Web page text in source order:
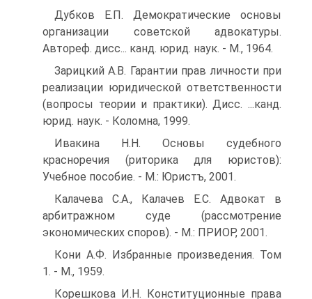
Дубков Е.П. Демократические основы
организации советской адвокатуры.
Автореф. дисс... канд. юрид. наук. - М., 1964.
Зарицкий А.В. Гарантии прав личности при
реализации юридической ответственности
(вопросы теории и практики). Дисс. ...канд.
юрид. наук. - Коломна, 1999.
Ивакина Н.Н. Основы судебного
красноречия (риторика для юристов):
Учебное пособие. - М.: Юристъ, 2001.
Калачева С.А., Калачев Е.С. Адвокат в
арбитражном суде (рассмотрение
экономических споров). - М.: ПРИОР, 2001.
Кони А.Ф. Избранные произведения. Том
1. - М., 1959.
Корешкова И.Н. Конституционные права